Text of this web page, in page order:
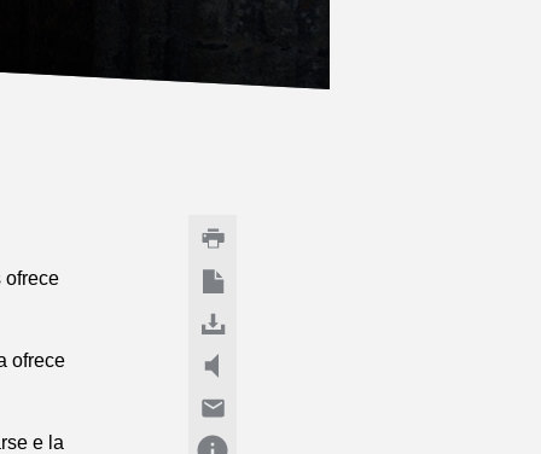
ofrece
ofrece
e la